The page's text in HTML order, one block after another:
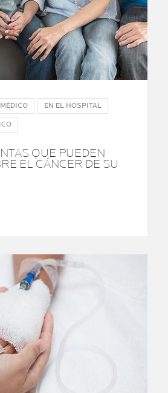
EN EL HOSPITAL
QUE PUEDEN
EL CÁNCER DE SU